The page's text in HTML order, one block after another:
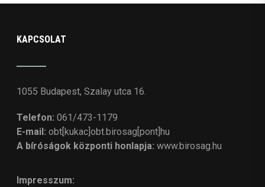
KAPCSOLAT
1055 Budapest, Szalay utca 16.
Telefon: 061/473-1179
E-mail: obt[kukac]obt.birosag[pont]hu
A bíróságok központi honlapja: www.birosag.hu
Impresszum: